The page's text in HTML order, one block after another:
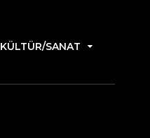
KÜLTÜR/SANAT